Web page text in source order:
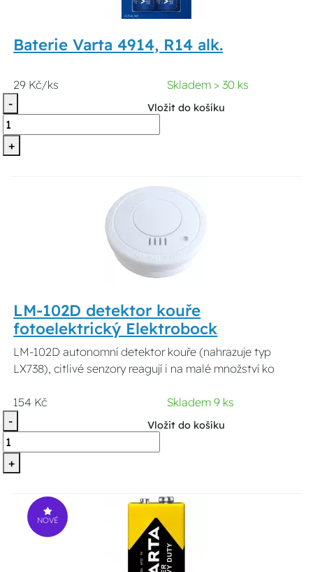
Baterie Varta 4914, R14 alk.
29 Kč/ks
Skladem > 30 ks
-
+
Vložit do košíku
LM-102D detektor kouře
fotoelektrický Elektrobock
LM-102D autonomní detektor kouře (nahrazuje typ
LX738), citlivé senzory reagují i na malé množství ko
154 Kč
Skladem 9 ks
-
+
Vložit do košíku
NOVÉ